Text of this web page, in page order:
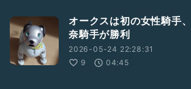
オークスは初の女性騎手
奈騎手が勝利
2026-05-24 22:28:31
9
04:45